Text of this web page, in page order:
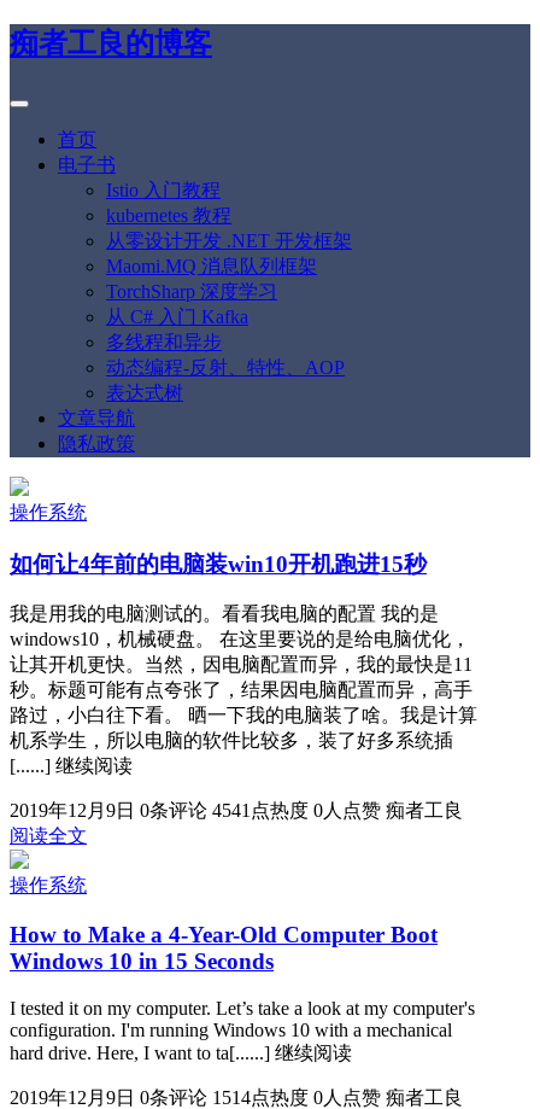
痴者工良的博客
首页
电子书
Istio 入门教程
kubernetes 教程
从零设计开发 .NET 开发框架
Maomi.MQ 消息队列框架
TorchSharp 深度学习
从 C# 入门 Kafka
多线程和异步
动态编程-反射、特性、AOP
表达式树
文章导航
隐私政策
操作系统
如何让4年前的电脑装win10开机跑进15秒
我是用我的电脑测试的。看看我电脑的配置 我的是
windows10，机械硬盘。 在这里要说的是给电脑优化，
让其开机更快。当然，因电脑配置而异，我的最快是11
秒。标题可能有点夸张了，结果因电脑配置而异，高手
路过，小白往下看。 晒一下我的电脑装了啥。我是计算
机系学生，所以电脑的软件比较多，装了好多系统插
[......] 继续阅读
2019年12月9日 0条评论 4541点热度 0人点赞 痴者工良
阅读全文
操作系统
How to Make a 4-Year-Old Computer Boot
Windows 10 in 15 Seconds
I tested it on my computer. Let’s take a look at my computer's
configuration. I'm running Windows 10 with a mechanical
hard drive. Here, I want to ta[......] 继续阅读
2019年12月9日 0条评论 1514点热度 0人点赞 痴者工良